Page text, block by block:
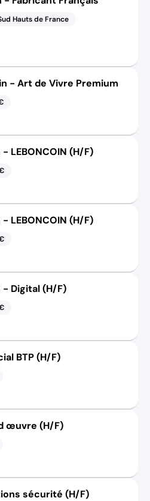
Hauts de France
- Art de Vivre Premium
LEBONCOIN (H/F)
LEBONCOIN (H/F)
Digital (H/F)
BTP (H/F)
œuvre (H/F)
sécurité (H/F)